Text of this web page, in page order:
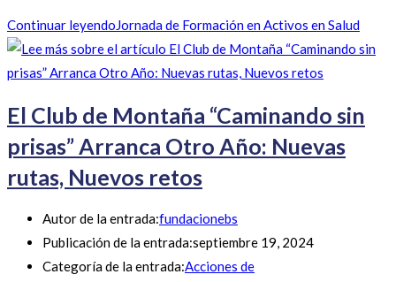
Continuar leyendoJornada de Formación en Activos en Salud
El Club de Montaña “Caminando sin
prisas” Arranca Otro Año: Nuevas
rutas, Nuevos retos
Autor de la entrada:fundacionebs
Publicación de la entrada:septiembre 19, 2024
Categoría de la entrada:Acciones de